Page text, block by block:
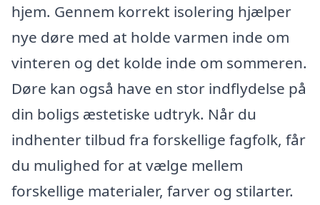
hjem. Gennem korrekt isolering hjælper
nye døre med at holde varmen inde om
vinteren og det kolde inde om sommeren.
Døre kan også have en stor indflydelse på
din boligs æstetiske udtryk. Når du
indhenter tilbud fra forskellige fagfolk, får
du mulighed for at vælge mellem
forskellige materialer, farver og stilarter.